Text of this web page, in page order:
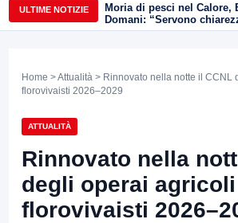
ULTIME NOTIZIE
Moria di pesci nel Calore,
Domani: “Servono
approfondimenti sulla
Home >Attualità > Rinnovato nella notte il CCNL
florovivaisti 2026–2029
ATTUALITÀ
Rinnovato nella
degli operai
florovivaisti